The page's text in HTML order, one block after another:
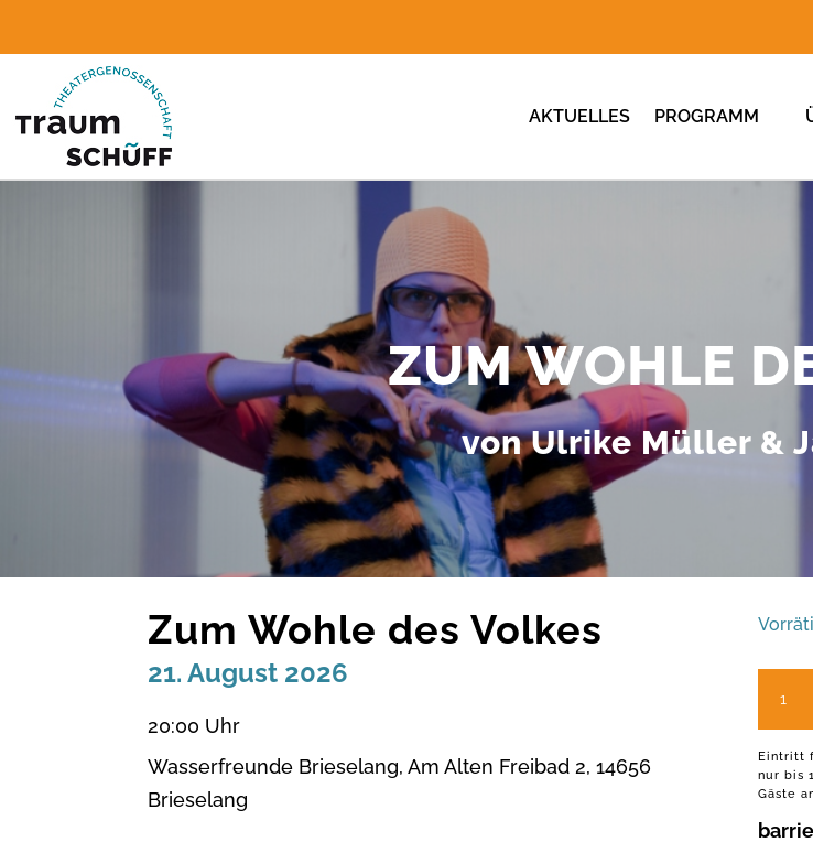
AKTUELLES PROGRAMM
ZUM WOHLE
von Ulrike Müller &
Zum Wohle des Volkes
21. August 2026
20:00 Uhr
Wasserfreunde Brieselang, Am Alten Freibad 2, 14656
Brieselang
des
Eintritt
nur bis
Gäste